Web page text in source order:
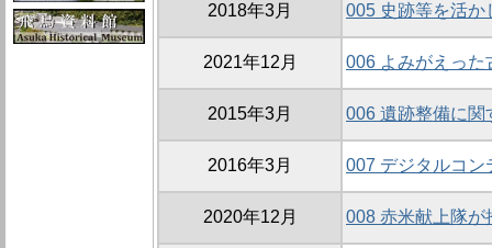
2018年3月 005 史跡等を活か
2021年12月 006 よみがえった
2015年3月 006 遺跡整備に関
2016年3月 007 デジタルコン
2020年12月 008 赤米献上隊が